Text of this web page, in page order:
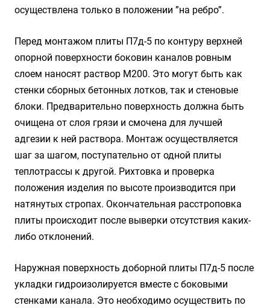
осуществлена только в положении ”на ребро”.
Перед монтажом плиты П7д-5 по контуру верхней
опорной поверхности боковин каналов ровным
слоем наносят раствор М200. Это могут быть как
стенки сборных бетонных лотков, так и стеновые
блоки. Предварительно поверхность должна быть
очищена от слоя грязи и смочена для лучшей
адгезии к ней раствора. Монтаж осуществляется
шаг за шагом, поступательно от одной плиты
теплотрассы к другой. Рихтовка и проверка
положения изделия по высоте производится при
натянутых стропах. Окончательная расстроповка
плиты происходит после выверки отсутствия каких-
либо отклонений.
Наружная поверхность доборной плиты П7д-5 после
укладки гидроизолируется вместе с боковыми
стенками канала. Это необходимо осуществить по